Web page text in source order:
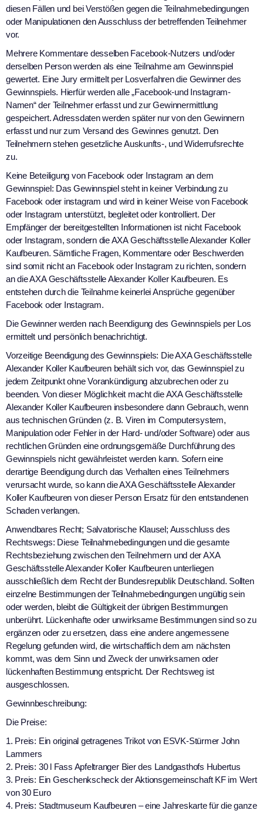
diesen Fällen und bei Verstößen gegen die Teilnahmebedingungen
oder Manipulationen den Ausschluss der betreffenden Teilnehmer
vor.
Mehrere Kommentare desselben Facebook-Nutzers und/oder
derselben Person werden als eine Teilnahme am Gewinnspiel
gewertet. Eine Jury ermittelt per Losverfahren die Gewinner des
Gewinnspiels. Hierfür werden alle „Facebook-und Instagram-
Namen“ der Teilnehmer erfasst und zur Gewinnermittlung
gespeichert. Adressdaten werden später nur von den Gewinnern
erfasst und nur zum Versand des Gewinnes genutzt. Den
Teilnehmern stehen gesetzliche Auskunfts-, und Widerrufsrechte
zu.
Keine Beteiligung von Facebook oder Instagram an dem
Gewinnspiel: Das Gewinnspiel steht in keiner Verbindung zu
Facebook oder instagram und wird in keiner Weise von Facebook
oder Instagram unterstützt, begleitet oder kontrolliert. Der
Empfänger der bereitgestellten Informationen ist nicht Facebook
oder Instagram, sondern die AXA Geschäftsstelle Alexander Koller
Kaufbeuren. Sämtliche Fragen, Kommentare oder Beschwerden
sind somit nicht an Facebook oder Instagram zu richten, sondern
an die AXA Geschäftsstelle Alexander Koller Kaufbeuren. Es
entstehen durch die Teilnahme keinerlei Ansprüche gegenüber
Facebook oder Instagram.
Die Gewinner werden nach Beendigung des Gewinnspiels per Los
ermittelt und persönlich benachrichtigt.
Vorzeitige Beendigung des Gewinnspiels: Die AXA Geschäftsstelle
Alexander Koller Kaufbeuren behält sich vor, das Gewinnspiel zu
jedem Zeitpunkt ohne Vorankündigung abzubrechen oder zu
beenden. Von dieser Möglichkeit macht die AXA Geschäftsstelle
Alexander Koller Kaufbeuren insbesondere dann Gebrauch, wenn
aus technischen Gründen (z. B. Viren im Computersystem,
Manipulation oder Fehler in der Hard- und/oder Software) oder aus
rechtlichen Gründen eine ordnungsgemäße Durchführung des
Gewinnspiels nicht gewährleistet werden kann. Sofern eine
derartige Beendigung durch das Verhalten eines Teilnehmers
verursacht wurde, so kann die AXA Geschäftsstelle Alexander
Koller Kaufbeuren von dieser Person Ersatz für den entstandenen
Schaden verlangen.
Anwendbares Recht; Salvatorische Klausel; Ausschluss des
Rechtswegs: Diese Teilnahmebedingungen und die gesamte
Rechtsbeziehung zwischen den Teilnehmern und der AXA
Geschäftsstelle Alexander Koller Kaufbeuren unterliegen
ausschließlich dem Recht der Bundesrepublik Deutschland. Sollten
einzelne Bestimmungen der Teilnahmebedingungen ungültig sein
oder werden, bleibt die Gültigkeit der übrigen Bestimmungen
unberührt. Lückenhafte oder unwirksame Bestimmungen sind so zu
ergänzen oder zu ersetzen, dass eine andere angemessene
Regelung gefunden wird, die wirtschaftlich dem am nächsten
kommt, was dem Sinn und Zweck der unwirksamen oder
lückenhaften Bestimmung entspricht. Der Rechtsweg ist
ausgeschlossen.
Gewinnbeschreibung:
Die Preise:
1. Preis: Ein original getragenes Trikot von ESVK-Stürmer John
Lammers
2. Preis: 30 l Fass Apfeltranger Bier des Landgasthofs Hubertus
3. Preis: Ein Geschenkscheck der Aktionsgemeinschaft KF im Wert
von 30 Euro
4. Preis: Stadtmuseum Kaufbeuren – eine Jahreskarte für die ganze